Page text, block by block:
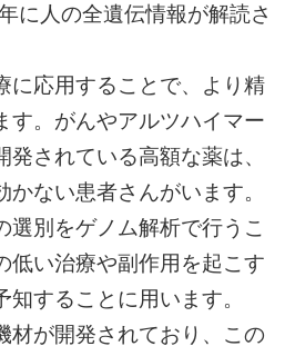
に人の全遺伝情報が解読さ
に応用することで、より精
す。がんやアルツハイマー
されている高額な薬は、
ない患者さんがいます。
選別をゲノム解析で行うこ
低い治療や副作用を起こす
することに用います。
材が開発されており、この